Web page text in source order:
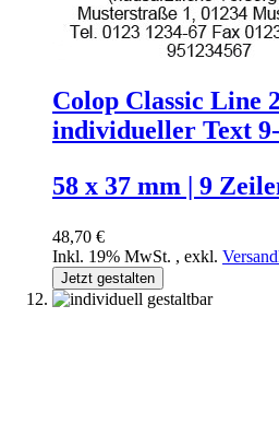
Colop Classic Line
individueller Text
58 x 37 mm | 9
48,70 €
Inkl. 19% MwSt. , exkl.
Jetzt gestalten